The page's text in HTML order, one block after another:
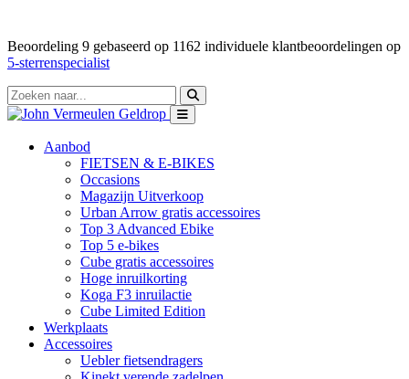
Beoordeling 9 gebaseerd op 1162 individuele klantbeoordelingen op
5-sterrenspecialist
Aanbod
FIETSEN & E-BIKES
Occasions
Magazijn Uitverkoop
Urban Arrow gratis accessoires
Top 3 Advanced Ebike
Top 5 e-bikes
Cube gratis accessoires
Hoge inruilkorting
Koga F3 inruilactie
Cube Limited Edition
Werkplaats
Accessoires
Uebler fietsendragers